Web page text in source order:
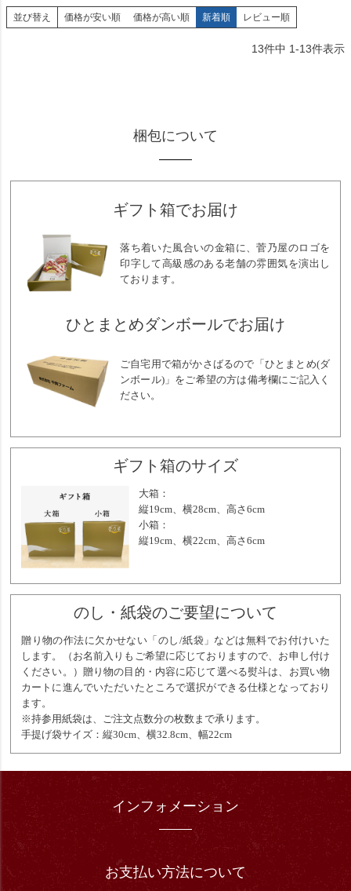
並び替え 価格が安い順 価格が高い順 新着順 レビュー順
13件中 1-13件表示
梱包について
ギフト箱でお届け
落ち着いた風合いの金箱に、菅乃屋のロゴを
印字して高級感のある老舗の雰囲気を演出し
ております。
ひとまとめダンボールでお届け
ご自宅用で箱がかさばるので「ひとまとめ(ダ
ンボール)」をご希望の方は備考欄にご記入く
ださい。
ギフト箱のサイズ
大箱：
縦19cm、横28cm、高さ6cm
小箱：
縦19cm、横22cm、高さ6cm
のし・紙袋のご要望について
贈り物の作法に欠かせない「のし/紙袋」などは無料でお付けいた
します。（お名前入りもご希望に応じておりますので、お申し付け
ください。）贈り物の目的・内容に応じて選べる熨斗は、お買い物
カートに進んでいただいたところで選択ができる仕様となっており
ます。
※持参用紙袋は、ご注文点数分の枚数まで承ります。
手提げ袋サイズ：縦30cm、横32.8cm、幅22cm
インフォメーション
お支払い方法について